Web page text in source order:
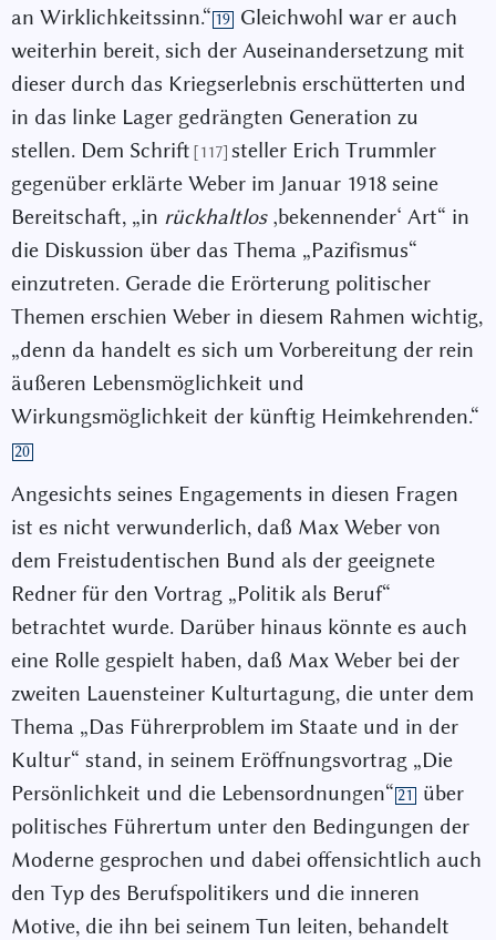
an Wirklichkeitssinn.“ 19 Gleichwohl war er auch
weiterhin bereit, sich der Auseinandersetzung mit
dieser durch das Kriegserlebnis erschütterten und
in das linke Lager gedrängten Generation zu
stellen. Dem Schrift [117] steller Erich Trummler
gegenüber erklärte Weber im Januar 1918 seine
Bereitschaft, „in rückhaltlos‚bekennender‘ Art“ in
die Diskussion über das Thema „Pazifismus“
einzutreten. Gerade die Erörterung politischer
Themen erschien Weber in diesem Rahmen wichtig,
„denn da handelt es sich um Vorbereitung der rein
äußeren Lebensmöglichkeit und
Wirkungsmöglichkeit der künftig Heimkehrenden.“
20
Angesichts seines Engagements in diesen Fragen
ist es nicht verwunderlich, daß Max Weber von
dem Freistudentischen Bund als der geeignete
Redner für den Vortrag „Politik als Beruf“
betrachtet wurde. Darüber hinaus könnte es auch
eine Rolle gespielt haben, daß Max Weber bei der
zweiten Lauensteiner Kulturtagung, die unter dem
Thema „Das Führerproblem im Staate und in der
Kultur“ stand, in seinem Eröffnungsvortrag „Die
Persönlichkeit und die Lebensordnungen“ 21
über
politisches Führertum unter den Bedingungen der
Moderne gesprochen und dabei offensichtlich auch
den Typ des Berufspolitikers und die inneren
Motive, die ihn bei seinem Tun leiten, behandelt